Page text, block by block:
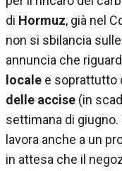
di Hormuz, già nel
non si sbilancia
annuncia che
locale e soprattutto
delle accise (in
settimana di
lavora anche a un
in attesa che il